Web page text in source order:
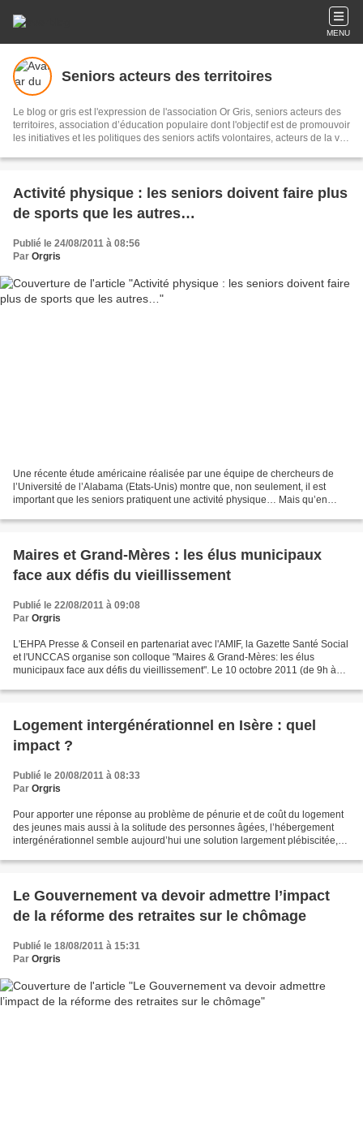
MENU
Seniors acteurs des territoires
Le blog or gris est l'expression de l'association Or Gris, seniors acteurs des
territoires, association d’éducation populaire dont l'objectif est de promouvoir
les initiatives et les politiques des seniors actifs volontaires, acteurs de la vie
territoires. Il s'agit de recueillir et diffuser initiatives et informations sur le
Activité physique : les seniors doivent faire plus
de sports que les autres…
Publié le 24/08/2011 à 08:56
Par Orgris
Une récente étude américaine réalisée par une équipe de chercheurs de
l’Université de l’Alabama (Etats-Unis) montre que, non seulement, il est
important que les seniors pratiquent une activité physique… Mais qu’en
Maires et Grand-Mères : les élus municipaux
face aux défis du vieillissement
Publié le 22/08/2011 à 09:08
Par Orgris
L'EHPA Presse & Conseil en partenariat avec l'AMIF, la Gazette Santé Social
et l'UNCCAS organise son colloque "Maires & Grand-Mères: les élus
municipaux face aux défis du vieillissement". Le 10 octobre 2011 (de 9h à
Logement intergénérationnel en Isère : quel
impact ?
Publié le 20/08/2011 à 08:33
Par Orgris
Pour apporter une réponse au problème de pénurie et de coût du logement
des jeunes mais aussi à la solitude des personnes âgées, l’hébergement
intergénérationnel semble aujourd’hui une solution largement plébiscitée,
Le Gouvernement va devoir admettre l’impact
de la réforme des retraites sur le chômage
Publié le 18/08/2011 à 15:31
Par Orgris